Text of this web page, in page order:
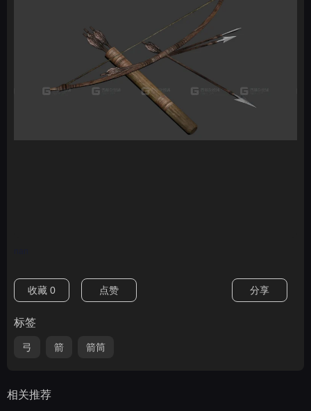
收藏 0 点赞 分享
标签
弓 箭 箭筒
相关推荐